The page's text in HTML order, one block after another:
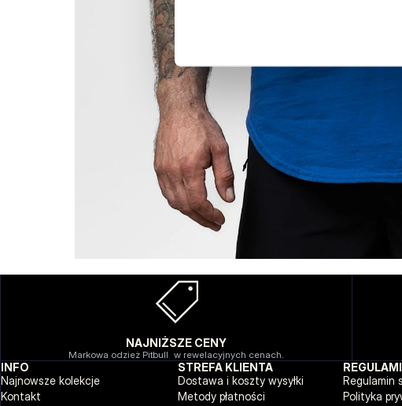
NAJNIŻSZE CENY
Markowa odzież Pitbull w rewelacyjnych cenach.
INFO
Najnowsze kolekcje
Kontakt
STREFA KLIENTA
Dostawa i koszty wysyłki
Metody płatności
Regulamin
Polityka